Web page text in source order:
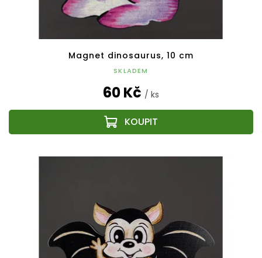
Magnet dinosaurus, 10 cm
SKLADEM
60 Kč / ks